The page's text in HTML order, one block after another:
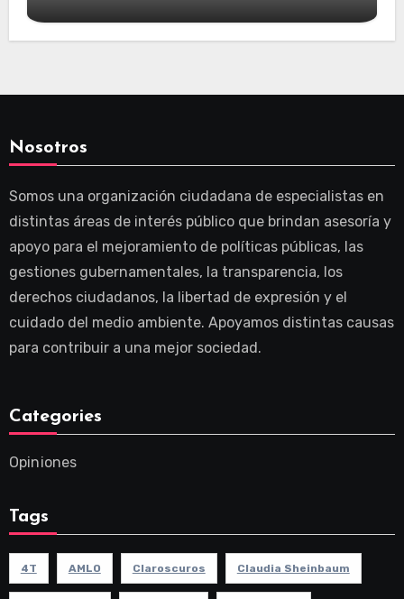
Nosotros
Somos una organización ciudadana de especialistas en
distintas áreas de interés público que brindan asesoría y
apoyo para el mejoramiento de políticas públicas, las
gestiones gubernamentales, la transparencia, los
derechos ciudadanos, la libertad de expresión y el
cuidado del medio ambiente. Apoyamos distintas causas
para contribuir a una mejor sociedad.
Categories
Opiniones
Tags
4T AMLO Claroscuros Claudia Sheinbaum